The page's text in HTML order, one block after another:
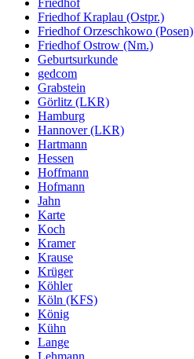
Friedhof
Friedhof Kraplau (Ostpr.)
Friedhof Orzeschkowo (Posen)
Friedhof Ostrow (Nm.)
Geburtsurkunde
gedcom
Grabstein
Görlitz (LKR)
Hamburg
Hannover (LKR)
Hartmann
Hessen
Hoffmann
Hofmann
Jahn
Karte
Koch
Kramer
Krause
Krüger
Köhler
Köln (KFS)
König
Kühn
Lange
Lehmann